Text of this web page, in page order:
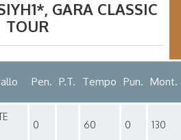
, GARA CLASSIC
TOUR
Pen. P.T. Tempo Pun. Mont.
0 60 0 130